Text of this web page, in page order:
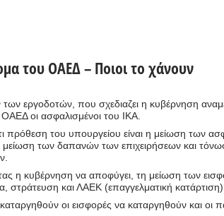
του ΟΑΕΔ – Ποιοι το χάνουν
εργοδοτών, που σχεδιαζει η κυβέρνηση
οι ασφαλισμένοι του ΙΚΑ.
πρόθεση του υπουργείου είναι η μείωση των
των δαπανών των επιχειρήσεων και
κυβέρνηση να αποφύγει, τη μείωση των
στράτευση και ΛΑΕΚ (επαγγελματική
καταργηθούν οι εισφορές να καταργηθούν και οι